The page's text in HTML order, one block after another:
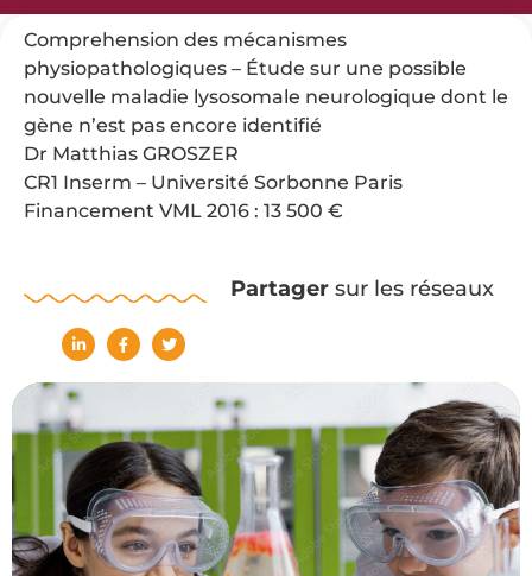
Comprehension des mécanismes
physiopathologiques – Étude sur une possible
nouvelle maladie lysosomale neurologique dont le
gène n’est pas encore identifié
Dr Matthias GROSZER
CR1 Inserm – Université Sorbonne Paris
Financement VML 2016 : 13 500 €
Partagersur les réseaux